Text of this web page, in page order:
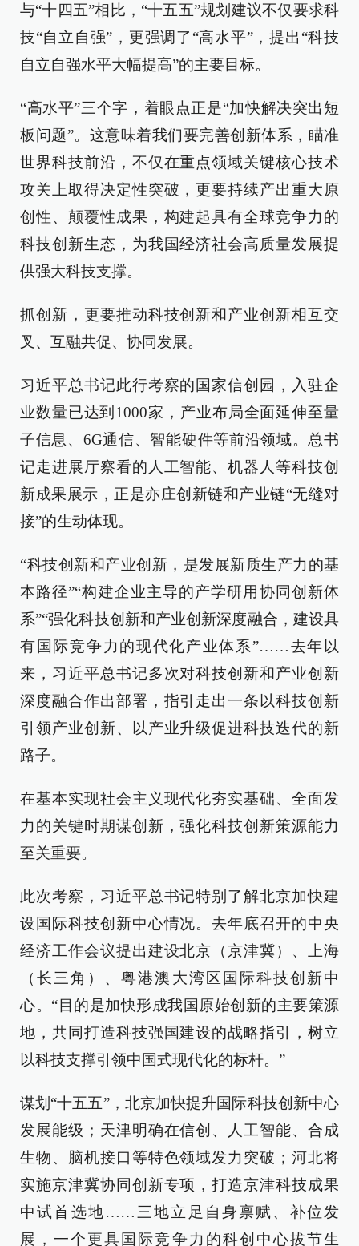
与“十四五”相比，“十五五”规划建议不仅要求科
技“自立自强”，更强调了“高水平”，提出“科技
自立自强水平大幅提高”的主要目标。
“高水平”三个字，着眼点正是“加快解决突出短
板问题”。这意味着我们要完善创新体系，瞄准
世界科技前沿，不仅在重点领域关键核心技术
攻关上取得决定性突破，更要持续产出重大原
创性、颠覆性成果，构建起具有全球竞争力的
科技创新生态，为我国经济社会高质量发展提
供强大科技支撑。
抓创新，更要推动科技创新和产业创新相互交
叉、互融共促、协同发展。
习近平总书记此行考察的国家信创园，入驻企
业数量已达到1000家，产业布局全面延伸至量
子信息、6G通信、智能硬件等前沿领域。总书
记走进展厅察看的人工智能、机器人等科技创
新成果展示，正是亦庄创新链和产业链“无缝对
接”的生动体现。
“科技创新和产业创新，是发展新质生产力的基
本路径”“构建企业主导的产学研用协同创新体
系”“强化科技创新和产业创新深度融合，建设具
有国际竞争力的现代化产业体系”……去年以
来，习近平总书记多次对科技创新和产业创新
深度融合作出部署，指引走出一条以科技创新
引领产业创新、以产业升级促进科技迭代的新
路子。
在基本实现社会主义现代化夯实基础、全面发
力的关键时期谋创新，强化科技创新策源能力
至关重要。
此次考察，习近平总书记特别了解北京加快建
设国际科技创新中心情况。去年底召开的中央
经济工作会议提出建设北京（京津冀）、上海
（长三角）、粤港澳大湾区国际科技创新中
心。“目的是加快形成我国原始创新的主要策源
地，共同打造科技强国建设的战略指引，树立
以科技支撑引领中国式现代化的标杆。”
谋划“十五五”，北京加快提升国际科技创新中心
发展能级；天津明确在信创、人工智能、合成
生物、脑机接口等特色领域发力突破；河北将
实施京津冀协同创新专项，打造京津科技成果
中试首选地……三地立足自身禀赋、补位发
展，一个更具国际竞争力的科创中心拔节生